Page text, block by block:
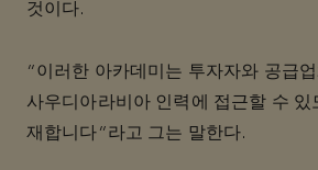
것이다.
“이러한 아카데미는 투자자와 공급
사우디아라비아 인력에 접근할 수 있
재합니다”라고 그는 말한다.